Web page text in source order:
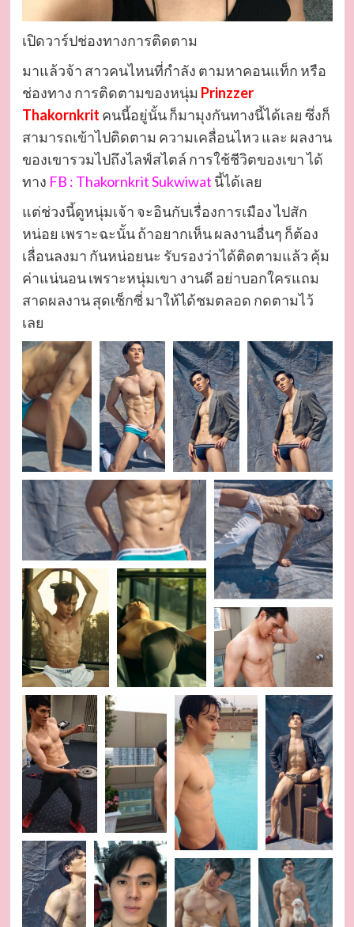
เปิดวาร์ปช่องทางการติดตาม
มาแล้วจ้า สาวคนไหนที่กำลัง ตามหาคอนแท็ก หรือ
ช่องทาง การติดตามของหนุ่ม Prinzzer
Thakornkrit คนนี้อยู่นั้น ก็มามุงกันทางนี้ได้เลย ซึ่งก็
สามารถเข้าไปติดตาม ความเคลื่อนไหว และ ผลงาน
ของเขารวมไปถึงไลฟ์สไตล์ การใช้ชีวิตของเขา ได้
ทาง FB : Thakornkrit Sukwiwat นี้ได้เลย
แต่ช่วงนี้ดูหนุ่มเจ้า จะอินกับเรื่องการเมือง ไปสัก
หน่อย เพราะฉะนั้น ถ้าอยากเห็น ผลงานอื่นๆ ก็ต้อง
เลื่อนลงมา กันหน่อยนะ รับรองว่าได้ติดตามแล้ว คุ้ม
ค่าแน่นอน เพราะหนุ่มเขา งานดี อย่าบอกใครแถม
สาดผลงาน สุดเซ็กซี่ มาให้ได้ชมตลอด กดตามไว้
เลย